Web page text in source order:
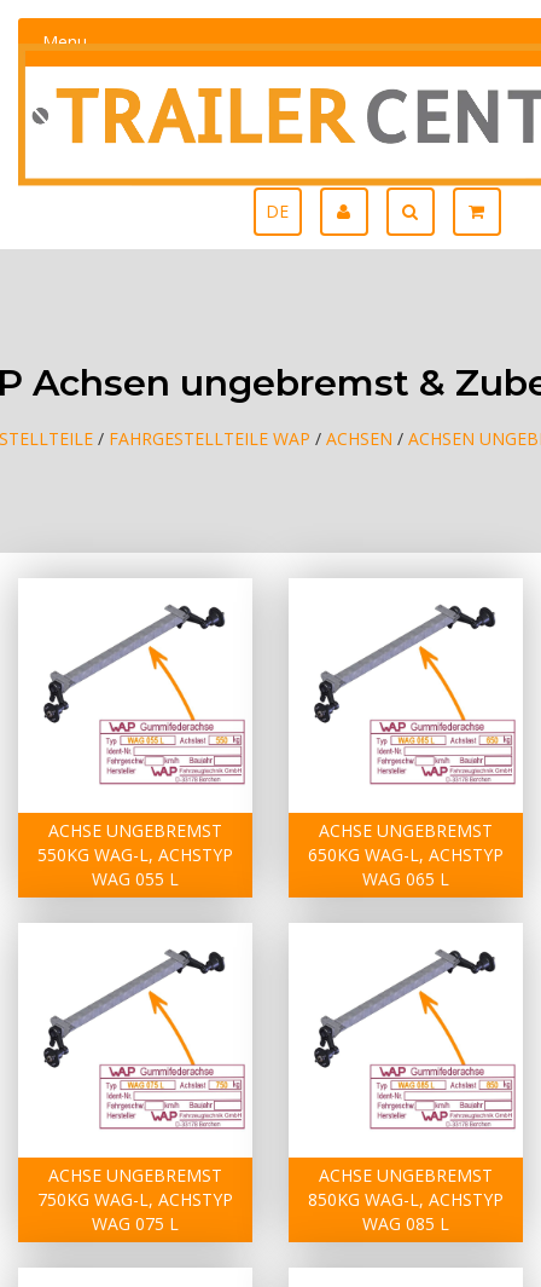
Menu
DE
Achsen ungebremst &
/ FAHRGESTELLTEILE WAP / ACHSEN / ACHSEN
ACHSE UNGEBREMST
550KG WAG-L, ACHSTYP
WAG 055 L
ACHSE UNGEBREMST
650KG WAG-L, ACHSTYP
WAG 065 L
ACHSE UNGEBREMST
750KG WAG-L, ACHSTYP
WAG 075 L
ACHSE UNGEBREMST
850KG WAG-L, ACHSTYP
WAG 085 L